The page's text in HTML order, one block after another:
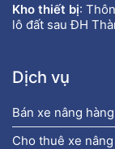
Kho thiết bị:
lô đất sau ĐH
Dịch vụ
Bán xe nâng
Cho thuê xe